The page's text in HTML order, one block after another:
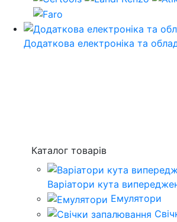
Додаткова електроніка та
Каталог товарів
Варіатори кута
Емулятори